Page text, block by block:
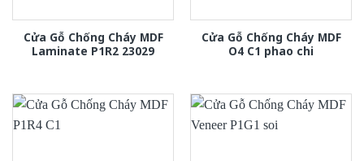
Cửa Gỗ Chống Cháy MDF
Laminate P1R2 23029
Cửa Gỗ Chống Cháy MDF
O4 C1 phao chi